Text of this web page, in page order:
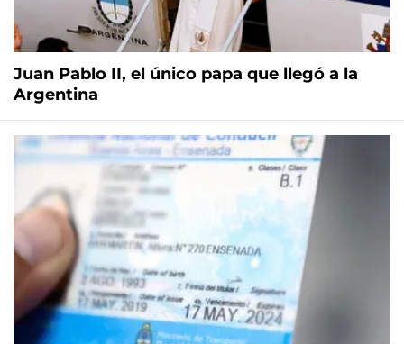
Juan Pablo II, el único papa que llegó a la
Argentina